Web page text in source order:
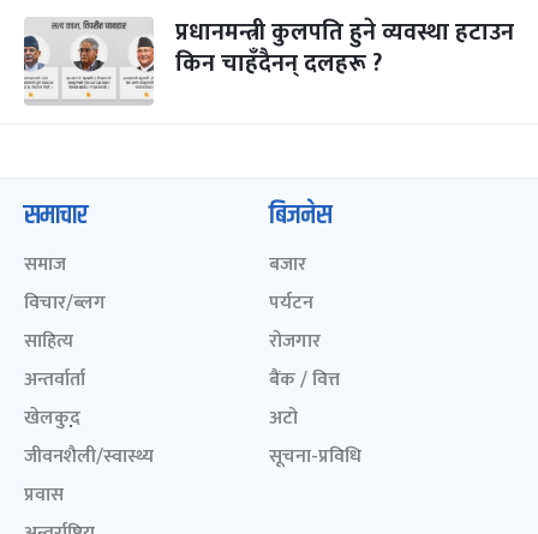
प्रधानमन्त्री कुलपति हुने व्यवस्था हटाउन
किन चाहँदैनन् दलहरू ?
समाचार
समाज
विचार/ब्लग
साहित्य
अन्तर्वार्ता
खेलकुद़़
जीवनशैली/स्वास्थ्य
प्रवास
बिजनेस
बजार
पर्यटन
रोजगार
बैंक / वित्त
अटो
सूचना-प्रविधि